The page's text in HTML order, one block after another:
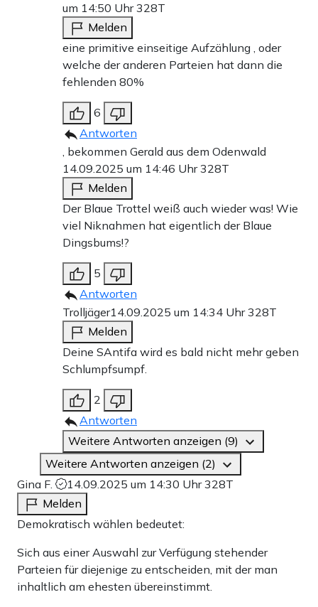
um 14:50 Uhr328T
Melden
eine primitive einseitige Aufzählung , oder
welche der anderen Parteien hat dann die
fehlenden 80%
6
Antworten
, bekommen Gerald aus dem Odenwald
14.09.2025 um 14:46 Uhr328T
Melden
Der Blaue Trottel weiß auch wieder was! Wie
viel Niknahmen hat eigentlich der Blaue
Dingsbums!?
5
Antworten
Trolljäger14.09.2025 um 14:34 Uhr328T
Melden
Deine SAntifa wird es bald nicht mehr geben
Schlumpfsumpf.
2
Antworten
Weitere Antworten anzeigen (9)
Weitere Antworten anzeigen (2)
Gina F.
14.09.2025 um 14:30 Uhr328T
Melden
Demokratisch wählen bedeutet:
Sich aus einer Auswahl zur Verfügung stehender
Parteien für diejenige zu entscheiden, mit der man
inhaltlich am ehesten übereinstimmt.